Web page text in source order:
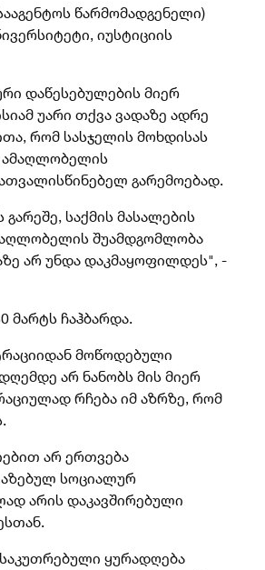
წარმომადგენელი)
იუსტიციის
დაწესებულების მიერ
უარი თქვა ვადაზე ადრე
რომ სასჯელის მოხდისას
ამაღლობელის
გარემოებად.
საქმის მასალების
შუამდგომლობა
არ უნდა დაკმაყოფილდეს", -
მარტს ჩაჰბარდა.
მოწოდებული
არ ნანობს მის მიერ
რჩება იმ აზრზე, რომ
არ ერთვება
სოციალურ
არის დაკავშირებული
ყურადღება